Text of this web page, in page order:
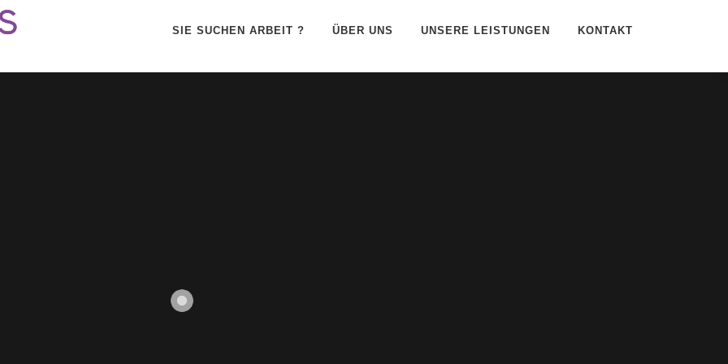
SIE SUCHEN ARBEIT ? ÜBER UNS UNSERE LEISTUNGEN KONTAKT